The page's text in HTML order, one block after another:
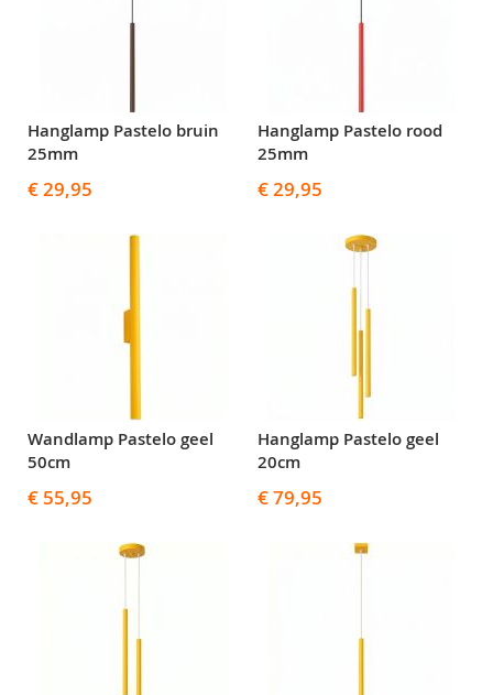
Hanglamp Pastelo bruin
25mm
€ 29,95
Hanglamp Pastelo rood
25mm
€ 29,95
Wandlamp Pastelo geel
50cm
€ 55,95
Hanglamp Pastelo geel
20cm
€ 79,95